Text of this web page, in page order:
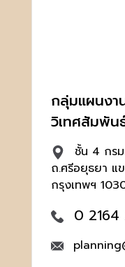
กลุ่มแผนงา
วิเทศสัมพัน
ชั้น 4 กรม
ถ.ศรีอยุธยา แ
กรุงเทพฯ
0